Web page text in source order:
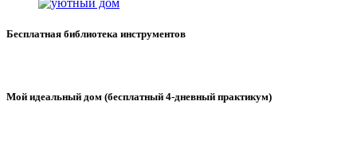
Бесплатная библиотека инструментов
Мой идеальный дом (бесплатный 4-дневный практикум)